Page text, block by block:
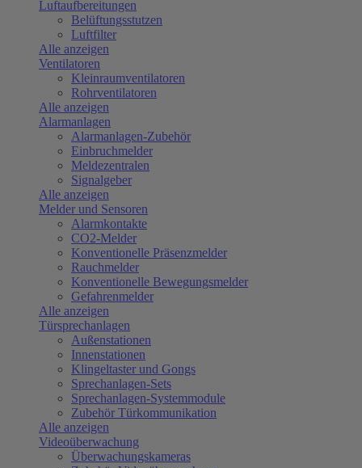
Luftaufbereitungen
Belüftungsstutzen
Luftfilter
Alle anzeigen
Ventilatoren
Kleinraumventilatoren
Rohrventilatoren
Alle anzeigen
Alarmanlagen
Alarmanlagen-Zubehör
Einbruchmelder
Meldezentralen
Signalgeber
Alle anzeigen
Melder und Sensoren
Alarmkontakte
CO2-Melder
Konventionelle Präsenzmelder
Rauchmelder
Konventionelle Bewegungsmelder
Gefahrenmelder
Alle anzeigen
Türsprechanlagen
Außenstationen
Innenstationen
Klingeltaster und Gongs
Sprechanlagen-Sets
Sprechanlagen-Systemmodule
Zubehör Türkommunikation
Alle anzeigen
Videoüberwachung
Überwachungskameras